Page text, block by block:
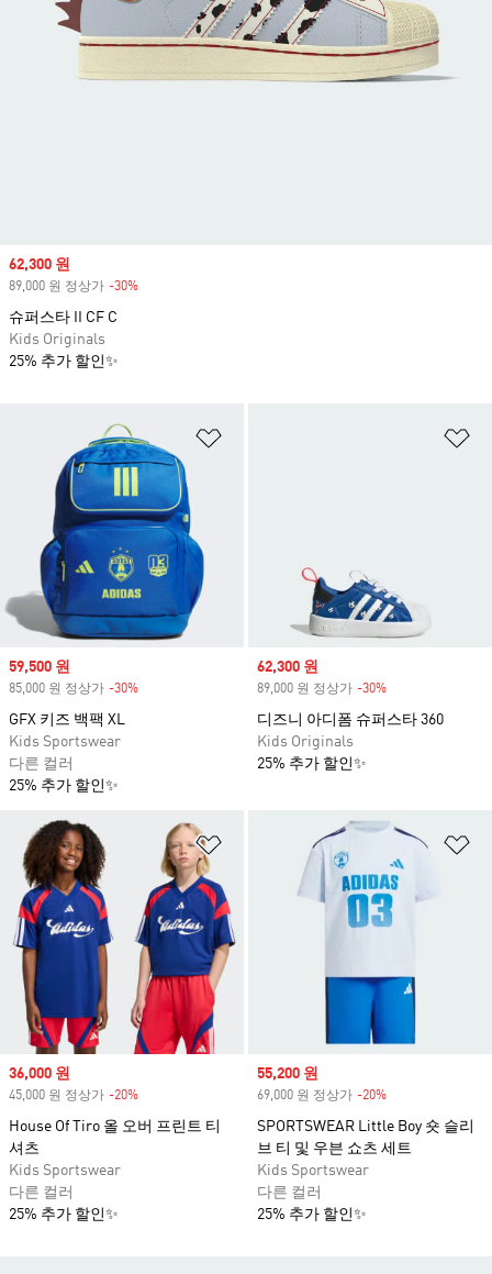
Sale price
59,500 원
85,000 원 정상가 -30%
GFX 키즈 백팩 XL
Kids Sportswear
다른 컬러
25% 추가 할인✨
Sale price
62,300 원
89,000 원 정상가 -30%
디즈니 아디폼 슈퍼스타 360
Kids Originals
25% 추가 할인✨
위시리스트 담기
Sale price
36,000 원
45,000 원 정상가 -20%
House Of Tiro 올 오버 프린트 티
셔츠
Kids Sportswear
다른 컬러
25% 추가 할인✨
Sale price
55,200 원
69,000 원 정상가 -20%
SPORTSWEAR Little Boy 숏 슬리
브 티 및 우븐 쇼츠 세트
Kids Sportswear
다른 컬러
25% 추가 할인✨
Sale price
62,300 원
89,000 원 정상가 -30%
슈퍼스타 II CF C
Kids Originals
25% 추가 할인✨